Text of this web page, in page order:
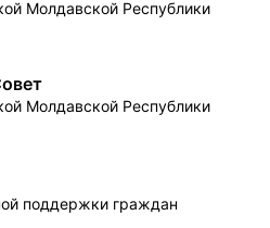
Молдавской Республики
Молдавской Республики
поддержки граждан